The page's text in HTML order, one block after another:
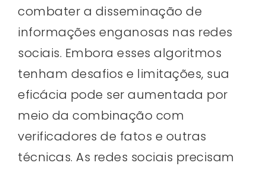
combater a disseminação de
informações enganosas nas redes
sociais. Embora esses algoritmos
tenham desafios e limitações, sua
eficácia pode ser aumentada por
meio da combinação com
verificadores de fatos e outras
técnicas. As redes sociais precisam